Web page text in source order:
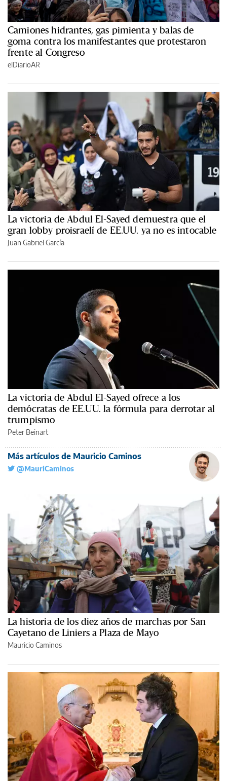
Camiones hidrantes, gas pimienta y balas de
goma contra los manifestantes que protestaron
frente al Congreso
elDiarioAR
La victoria de Abdul El-Sayed demuestra que el
gran lobby proisraelí de EE.UU. ya no es intocable
Juan Gabriel García
La victoria de Abdul El-Sayed ofrece a los
demócratas de EE.UU. la fórmula para derrotar al
trumpismo
Peter Beinart
Más artículos de Mauricio Caminos
@MauriCaminos
La historia de los diez años de marchas por San
Cayetano de Liniers a Plaza de Mayo
Mauricio Caminos